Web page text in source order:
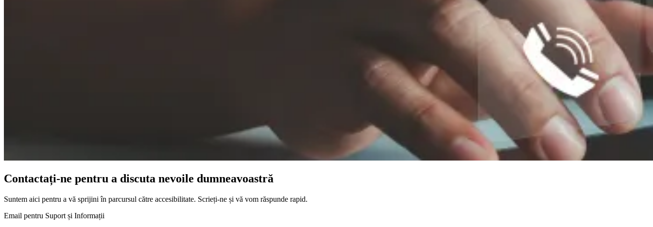
Contactați-ne pentru a discuta nevoile dumneavoastră
Suntem aici pentru a vă sprijini în parcursul către accesibilitate. Scrieți-ne și vă vom răspunde rapid.
Email pentru Suport și Informații